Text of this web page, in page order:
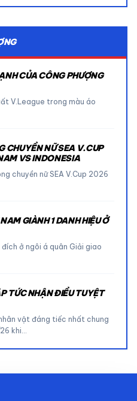
CỦA CÔNG PHƯỢNG
V.League trong màu áo
CHUYỀN NỮ SEA V.CUP
VS INDONESIA
chuyền nữ SEA V.Cup 2026
GIÀNH 1 DANH HIỆU Ở
ở ngôi á quân Giải giao
TỨC NHẬN ĐIỀU TUYỆT
vật đáng tiếc nhất chung
khi…